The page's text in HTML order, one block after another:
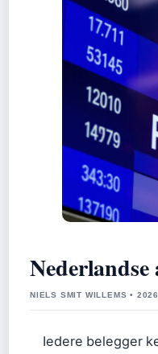
NIELS SMIT WILLEMS •
Iedere belegger